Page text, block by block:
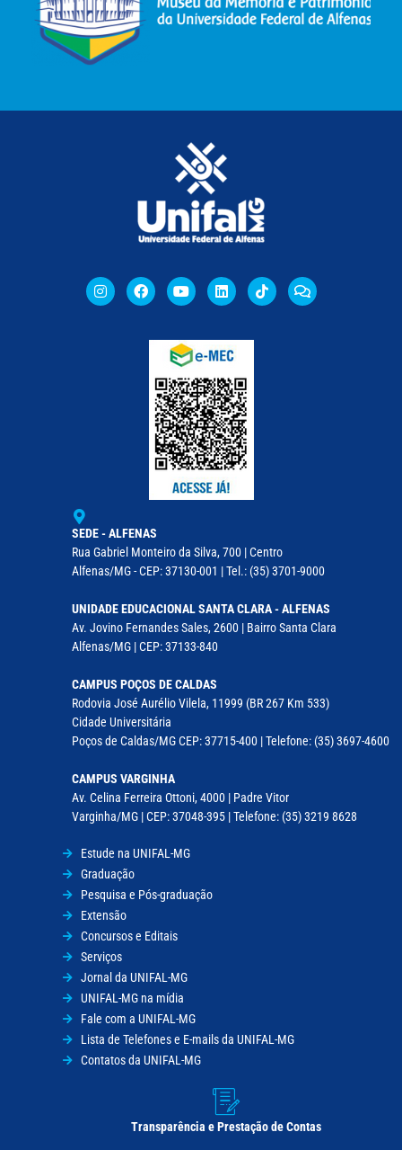
SEDE - ALFENAS
Rua Gabriel Monteiro da Silva, 700 | Centro
Alfenas/MG - CEP: 37130-001 | Tel.: (35) 3701-9000
UNIDADE EDUCACIONAL SANTA CLARA - ALFENAS
Av. Jovino Fernandes Sales, 2600 | Bairro Santa Clara
Alfenas/MG | CEP: 37133-840
CAMPUS POÇOS DE CALDAS
Rodovia José Aurélio Vilela, 11999 (BR 267 Km 533)
Cidade Universitária
Poços de Caldas/MG CEP: 37715-400 | Telefone: (35) 3697-4600
CAMPUS VARGINHA
Av. Celina Ferreira Ottoni, 4000 | Padre Vitor
Varginha/MG | CEP: 37048-395 | Telefone: (35) 3219 8628
Estude na UNIFAL-MG
Graduação
Pesquisa e Pós-graduação
Extensão
Concursos e Editais
Serviços
Jornal da UNIFAL-MG
UNIFAL-MG na mídia
Fale com a UNIFAL-MG
Lista de Telefones e E-mails da UNIFAL-MG
Contatos da UNIFAL-MG
Transparência e Prestação de Contas